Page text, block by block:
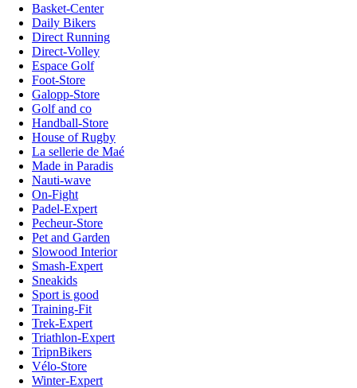
Basket-Center
Daily Bikers
Direct Running
Direct-Volley
Espace Golf
Foot-Store
Galopp-Store
Golf and co
Handball-Store
House of Rugby
La sellerie de Maé
Made in Paradis
Nauti-wave
On-Fight
Padel-Expert
Pecheur-Store
Pet and Garden
Slowood Interior
Smash-Expert
Sneakids
Sport is good
Training-Fit
Trek-Expert
Triathlon-Expert
TripnBikers
Vélo-Store
Winter-Expert